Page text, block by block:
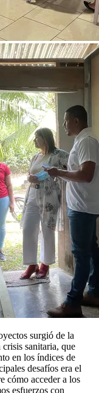
surgió de la
sanitaria, que
en los índices de
desafíos era el
cómo acceder a los
esfuerzos con